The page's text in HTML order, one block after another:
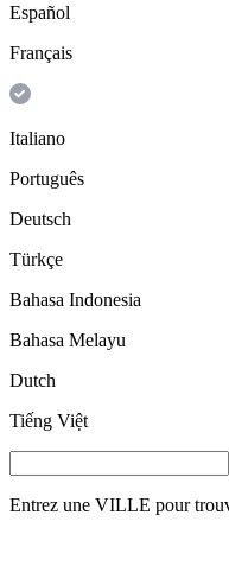
Español
Français
Italiano
Português
Deutsch
Türkçe
Bahasa Indonesia
Bahasa Melayu
Dutch
Tiếng Việt
Entrez une VILLE pour